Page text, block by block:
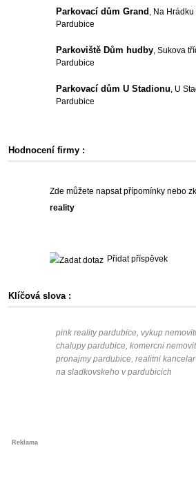
Parkovací dům Grand , Na
Pardubice
Parkoviště Dům hudby, Sukova
Pardubice
Parkovací dům U Stadionu, U
Pardubice
Hodnocení firmy :
Zde můžete napsat přípomínky nebo
reality
Přidat příspěvek
Klíčová slova :
pink reality pardubice, vykup
chalupy pardubice, komercni
pronajmy pardubice, realitni
na sladkovskeho v pardubicich
Reklama